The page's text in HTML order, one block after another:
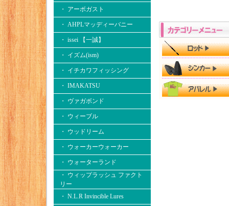
・ アーボガスト
・ AHPLマッディーバニー
・ issei 【一誠】
・ イズム(ism)
・ イチカワフィッシング
・ IMAKATSU
・ ヴァガボンド
・ ウィーブル
・ ウッドリーム
・ ウォーカーウォーカー
・ ウォーターランド
・ ウィップラッシュ ファクト
リー
・ N.L.R Invincible Lures